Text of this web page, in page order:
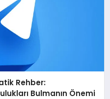
Rehber:
Bulmanın Önemi